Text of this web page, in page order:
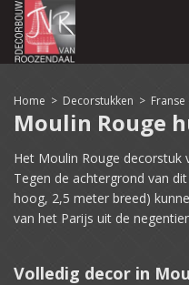
Home > Decorstukken >
Moulin Rouge
Het Moulin Rouge decorstuk
Tegen de achtergrond van
hoog, 2,5 meter breed)
van het Parijs uit de
Volledig decor in